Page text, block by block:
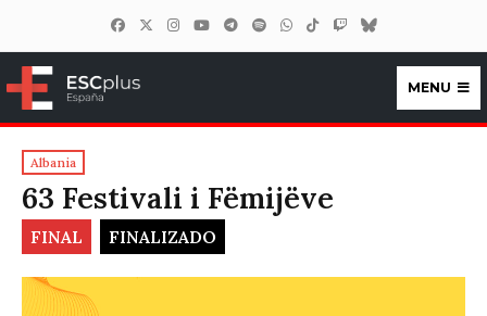
ESCplus España
MENU
Albania
63 Festivali i Fëmijëve
FINAL FINALIZADO